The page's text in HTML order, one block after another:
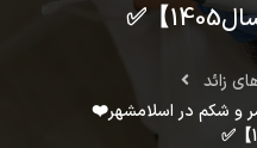
✅
زائد
و شکم در اسلامشهر❤️